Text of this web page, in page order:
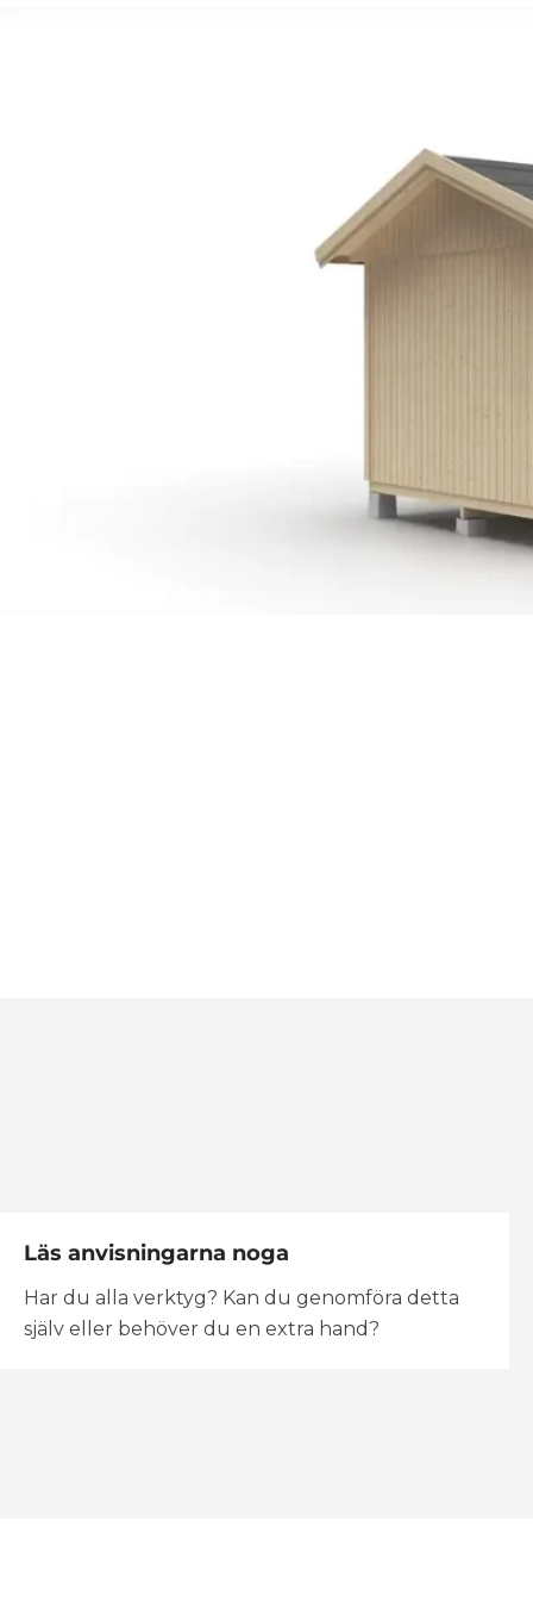
Läs anvisningarna noga
Har du alla verktyg? Kan du genomföra detta
själv eller behöver du en extra hand?